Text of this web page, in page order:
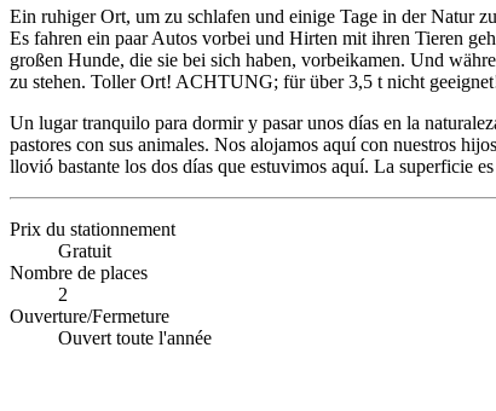
Ein ruhiger Ort, um zu schlafen und einige Tage in der Natur
Es fahren ein paar Autos vorbei und Hirten mit ihren Tieren
großen Hunde, die sie bei sich haben, vorbeikamen. Und
zu stehen. Toller Ort! ACHTUNG; für über 3,5 t nicht
Un lugar tranquilo para dormir y pasar unos días en la
pastores con sus animales. Nos alojamos aquí con nuestros
llovió bastante los dos días que estuvimos aquí. La superficie
Prix du stationnement
Gratuit
Nombre de places
2
Ouverture/Fermeture
Ouvert toute l'année